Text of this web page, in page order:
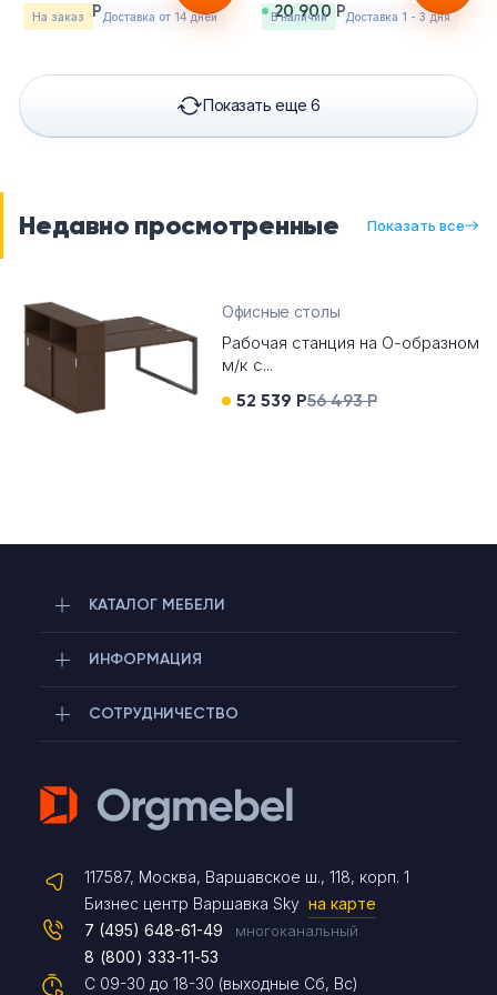
19 329 Р
На заказ Доставка от 14 дней 20 900 Р
в наличии Доставка 1 - 3 дня
Показать еще 6
Недавно просмотренные Показать все
Офисные столы
Рабочая станция на О-образном
м/к с...
52 539 Р56 493 Р
КАТАЛОГ МЕБЕЛИ
ИНФОРМАЦИЯ
СОТРУДНИЧЕСТВО
117587, Москва, Варшавское ш., 118, корп. 1
Бизнес центр Варшавка Sky на карте
С 09-30 до 18-30 (выходные Сб, Вс)
7 (495) 648-61-49 многоканальный
8 (800) 333-11-53
Telegram
Max
Чат на сайте